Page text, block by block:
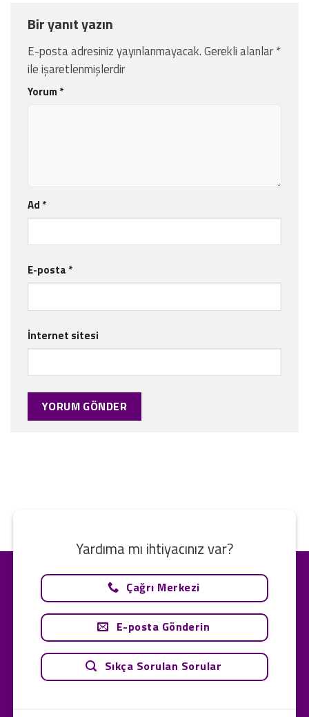
Bir yanıt yazın
E-posta adresiniz yayınlanmayacak.Gerekli alanlar*
ile işaretlenmişlerdir
Yorum *
Ad *
E-posta *
İnternet sitesi
Yardıma mı ihtiyacınız var?
Çağrı Merkezi
E-posta Gönderin
Sıkça Sorulan Sorular